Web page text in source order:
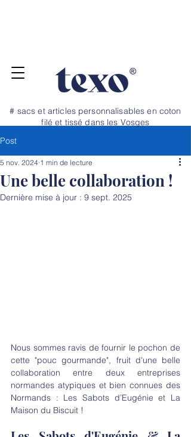
# sacs et articles personnalisables en coton
filé et tissé dans les Vosges
Post
Une belle collaboration !
5 nov. 2024 1 min de lecture
Dernière mise à jour : 9 sept. 2025
Nous sommes ravis de fournir le pochon de
cette "pouc gourmande", fruit d'une belle
collaboration entre deux entreprises
normandes atypiques et bien connues des
Normands : Les Sabots d’Eugénie et La
Maison du Biscuit !